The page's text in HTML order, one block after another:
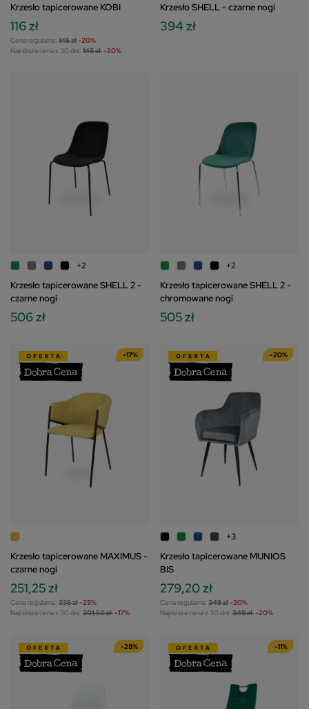
Krzesło tapicerowane KOBI
116 zł
Cena regularna: 145 zł-20%
Najniższa cena z 30 dni: 145 zł-20%
Krzesło SHELL - czarne nogi
394 zł
+2
Krzesło tapicerowane SHELL 2 -
czarne nogi
506 zł
+2
Krzesło tapicerowane SHELL 2 -
chromowane nogi
505 zł
-17%
Krzesło tapicerowane MAXIMUS -
czarne nogi
251,25 zł
Cena regularna: 335 zł-25%
Najniższa cena z 30 dni: 301,50 zł-17%
-20%
+3
Krzesło tapicerowane MUNIOS
BIS
279,20 zł
Cena regularna: 349 zł-20%
Najniższa cena z 30 dni: 349 zł-20%
-28% -11%